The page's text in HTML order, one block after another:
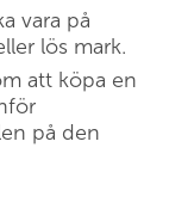
vara på
lös mark.
att köpa en
på den